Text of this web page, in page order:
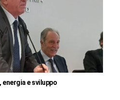
e sviluppo